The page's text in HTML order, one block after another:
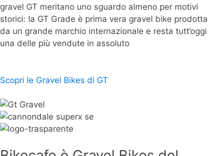
gravel GT meritano uno sguardo almeno per motivi
storici: la GT Grade è prima vera gravel bike prodotta
da un grande marchio internazionale e resta tutt’oggi
una delle più vendute in assoluto
Scopri le Gravel Bikes di GT